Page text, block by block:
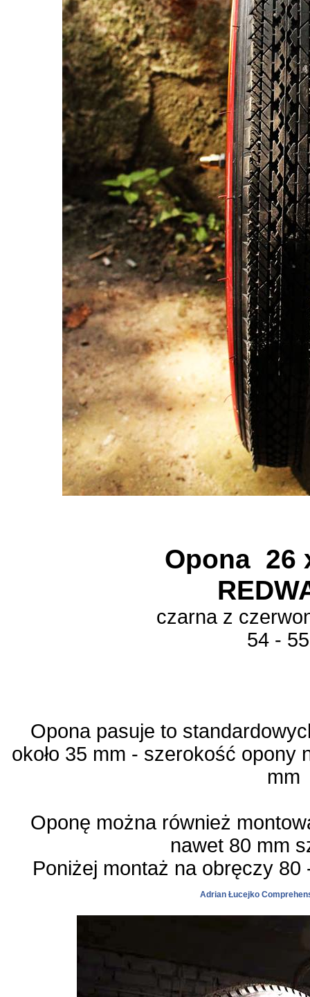
Opona 26
czarna z
54 -
Opona pasuje to
około 35 mm - szerokość opony
mm
Oponę można również
nawet 80 mm
Poniżej montaż na obręczy
Adrian Łucejko